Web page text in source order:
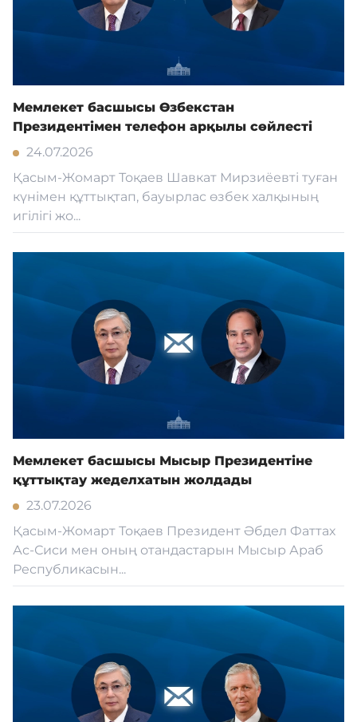
Мемлекет басшысы Өзбекстан
Президентімен телефон арқылы сөйлесті
24.07.2026
Қасым-Жомарт Тоқаев Шавкат Мирзиёевті туған
күнімен құттықтап, бауырлас өзбек халқының
игілігі жо...
Мемлекет басшысы Мысыр Президентіне
құттықтау жеделхатын жолдады
23.07.2026
Қасым-Жомарт Тоқаев Президент Әбдел Фаттах
Ас-Сиси мен оның отандастарын Мысыр Араб
Республикасын...